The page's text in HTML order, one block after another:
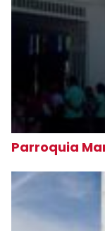
Parroquia